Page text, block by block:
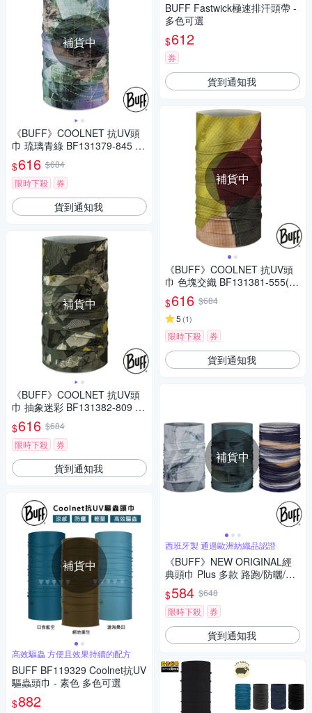
補貨中
《BUFF》COOLNET 抗UV頭
巾 琉璃青綠 BF131379-845 路
跑/防曬/健行/單車/爬山/防疫
$616 $684
限時下殺
券
貨到通知我
補貨中
《BUFF》COOLNET 抗UV頭
巾 抽象迷彩 BF131382-809 /
路跑/防曬/健行/單車/爬山/防疫
$616 $684
限時下殺
券
貨到通知我
補貨中
高效驅蟲 方便且效果持續的配方
BUFF BF119329 Coolnet抗UV
驅蟲頭巾 - 素色 多色可選
$882
BUFF Fastwick極速排汗頭帶 -
多色可選
$612
券
貨到通知我
補貨中
《BUFF》COOLNET 抗UV頭
巾 色塊交織 BF131381-555(路
跑/防曬/健行/單車/爬山/防疫)
$616 $684
5 (1)
限時下殺 券
貨到通知我
補貨中
西班牙製 通過歐洲紡織品認證
《BUFF》NEW ORIGINAL經
典頭巾 Plus 多款 路跑/防曬/健
行/單車/爬山/吸濕排汗
$584 $648
限時下殺
券
貨到通知我